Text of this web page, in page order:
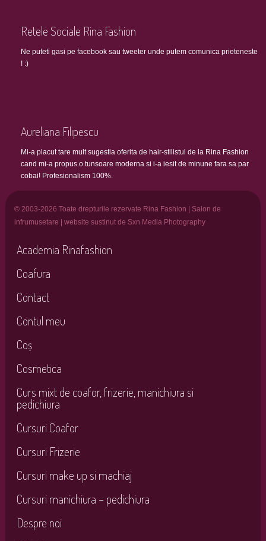
Retele Sociale Rina Fashion
Ne puteti gasi pe facebook sau tweeter unde putem comunica prieteneste
! :)
Aureliana Filipescu
Mi-a placut tare mult sugestia oferita de hair-stilistul de la Rina Fashion
cand mi-a propus o tunsoare moderna si i-a iesit de minune fara sa par
cobai! Profesionalism 100%.
© 2003-2026 Toate drepturile rezervate Rina Fashion | Salon de
infrumusetare | website sustinut de Sxn Media Photography
Academia Rinafashion
Coafura
Contact
Contul meu
Coș
Cosmetica
Curs mixt de coafor, frizerie, manichiura si
pedichiura
Cursuri Coafor
Cursuri Frizerie
Cursuri make up si machiaj
Cursuri manichiura – pedichiura
Despre noi